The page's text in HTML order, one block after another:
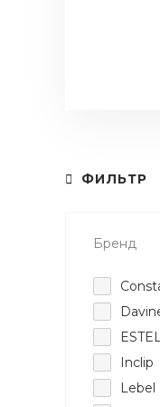
ФИЛЬТР
Бренд
ESTEL
Inclip
Lebel